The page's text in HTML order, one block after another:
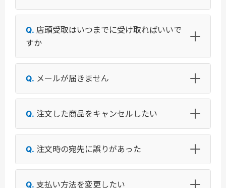
店頭受取はいつまでに受け取ればいいで
すか
メールが届きません
注文した商品をキャンセルしたい
注文時の宛先に誤りがあった
支払い方法を変更したい